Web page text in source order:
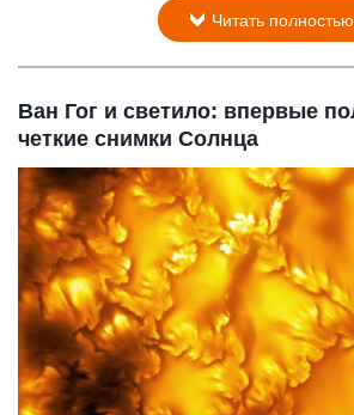
Читать полностью
Ван Гог и светило: впервые
четкие снимки Солнца